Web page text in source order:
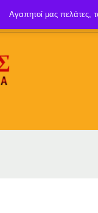
Αγαπητοί μας πελάτες,